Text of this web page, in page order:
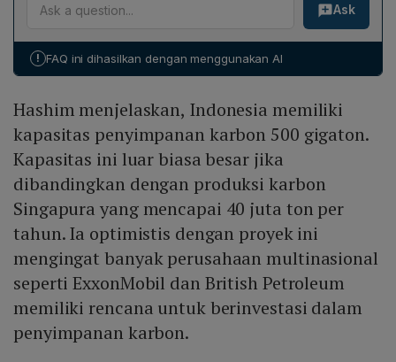
skeptisisme muncul karena kurangnya bukti skala besar
signifikan.
berasal dari penyerapan tanah sebesar 577 juta ton,
dengan penilaian tambahan 600 juta ton yang sedang
juta ton. Sementara itu, program reforestasi
hutan rusak untuk memulihkan keanekaragaman hayati
dan habitat satwa liar, sekaligus memperkuat diplomasi
hijau Indonesia.
Ask
! FAQ ini dihasilkan dengan menggunakan AI
Hashim menjelaskan, Indonesia memiliki
kapasitas penyimpanan karbon 500 gigaton.
Kapasitas ini luar biasa besar jika
dibandingkan dengan produksi karbon
Singapura yang mencapai 40 juta ton per
tahun. Ia optimistis dengan proyek ini
mengingat banyak perusahaan multinasional
seperti ExxonMobil dan British Petroleum
memiliki rencana untuk berinvestasi dalam
penyimpanan karbon.